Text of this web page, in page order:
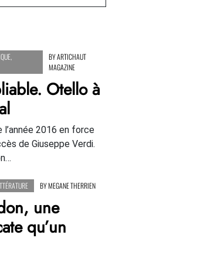
BYARTICHAUT
MAGAZINE
Otello à
l’année 2016 en force
de Giuseppe Verdi.
BYMEGANE THERRIEN
une
qu’un